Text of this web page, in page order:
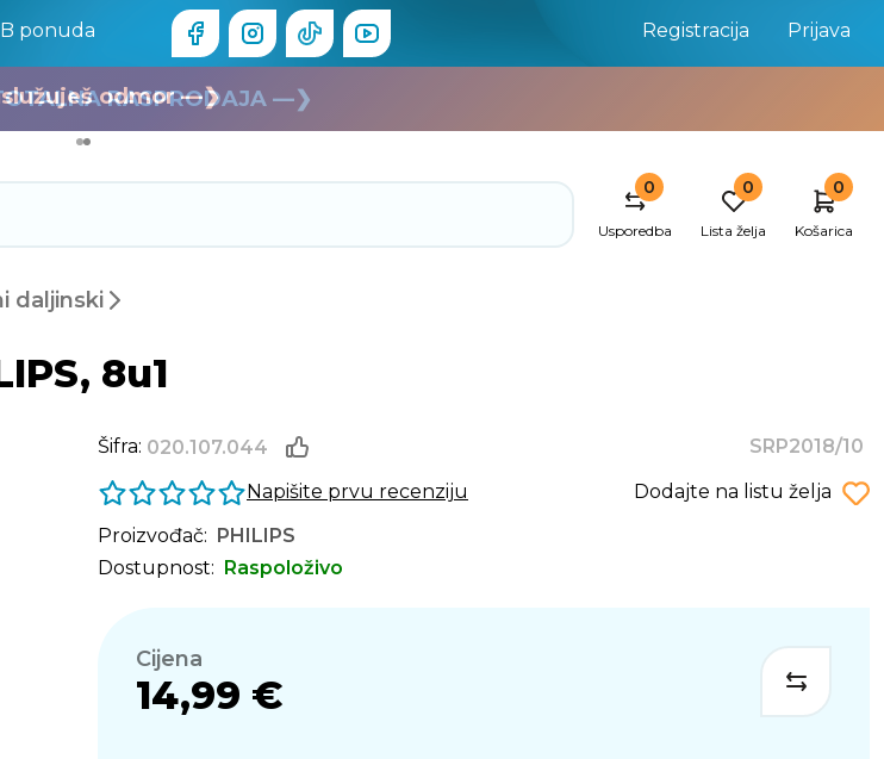
ponuda Registracija Prijava
odmor —❯
RASPRODAJA —❯
0
Usporedba
0
Lista želja
0
Košarica
daljinski
8u1
Šifra: 020.107.044
SRP2018/10
Napišite prvu recenziju
Dodajte na listu želja
Proizvođač: PHILIPS
Dostupnost: Raspoloživo
Cijena
14,99 €